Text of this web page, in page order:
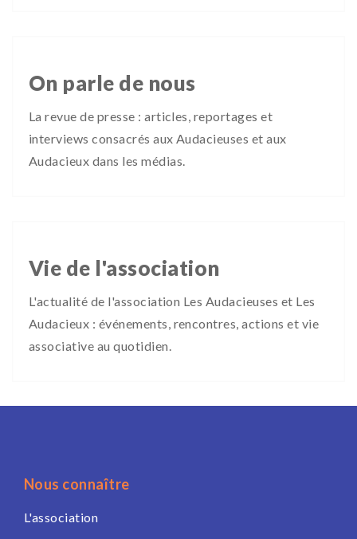
On parle de nous
La revue de presse : articles, reportages et
interviews consacrés aux Audacieuses et aux
Audacieux dans les médias.
Vie de l'association
L'actualité de l'association Les Audacieuses et Les
Audacieux : événements, rencontres, actions et vie
associative au quotidien.
Nous connaître
L'association